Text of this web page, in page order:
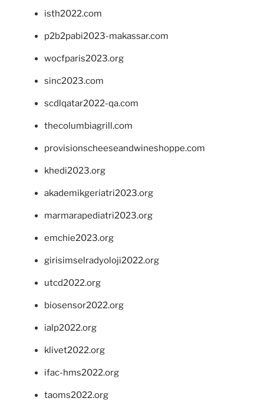
isth2022.com
p2b2pabi2023-makassar.com
wocfparis2023.org
sinc2023.com
scdlqatar2022-qa.com
thecolumbiagrill.com
provisionscheeseandwineshoppe.com
khedi2023.org
akademikgeriatri2023.org
marmarapediatri2023.org
emchie2023.org
girisimselradyoloji2022.org
utcd2022.org
biosensor2022.org
ialp2022.org
klivet2022.org
ifac-hms2022.org
taoms2022.org